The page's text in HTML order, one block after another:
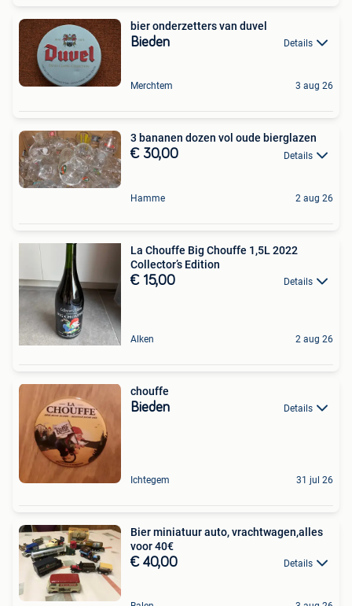
bier onderzetters van duvel
Bieden Details
Merchtem 3 aug 26
3 bananen dozen vol oude bierglazen
€ 30,00 Details
Hamme 2 aug 26
La Chouffe Big Chouffe 1,5L 2022
Collector’s Edition
€ 15,00 Details
Alken 2 aug 26
chouffe
Bieden Details
Ichtegem 31 jul 26
Bier miniatuur auto, vrachtwagen,alles
voor 40€
€ 40,00 Details